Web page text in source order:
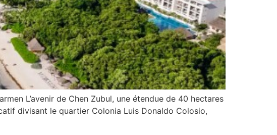
L’avenir de Chen Zubul, une étendue de 40 hectares
divisant le quartier Colonia Luis Donaldo Colosio,